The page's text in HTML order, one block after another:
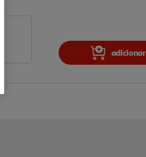
adicionar